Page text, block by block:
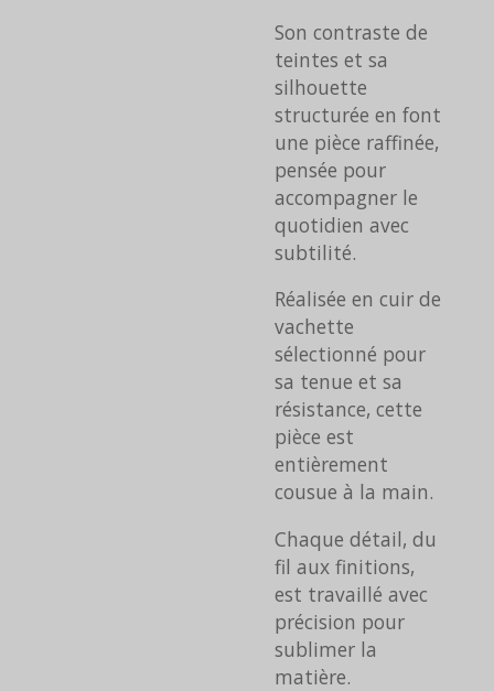
Son contraste de
teintes et sa
silhouette
structurée en font
une pièce raffinée,
pensée pour
accompagner le
quotidien avec
subtilité.
Réalisée en cuir de
vachette
sélectionné pour
sa tenue et sa
résistance, cette
pièce est
entièrement
cousue à la main.
Chaque détail, du
fil aux finitions,
est travaillé avec
précision pour
sublimer la
matière.